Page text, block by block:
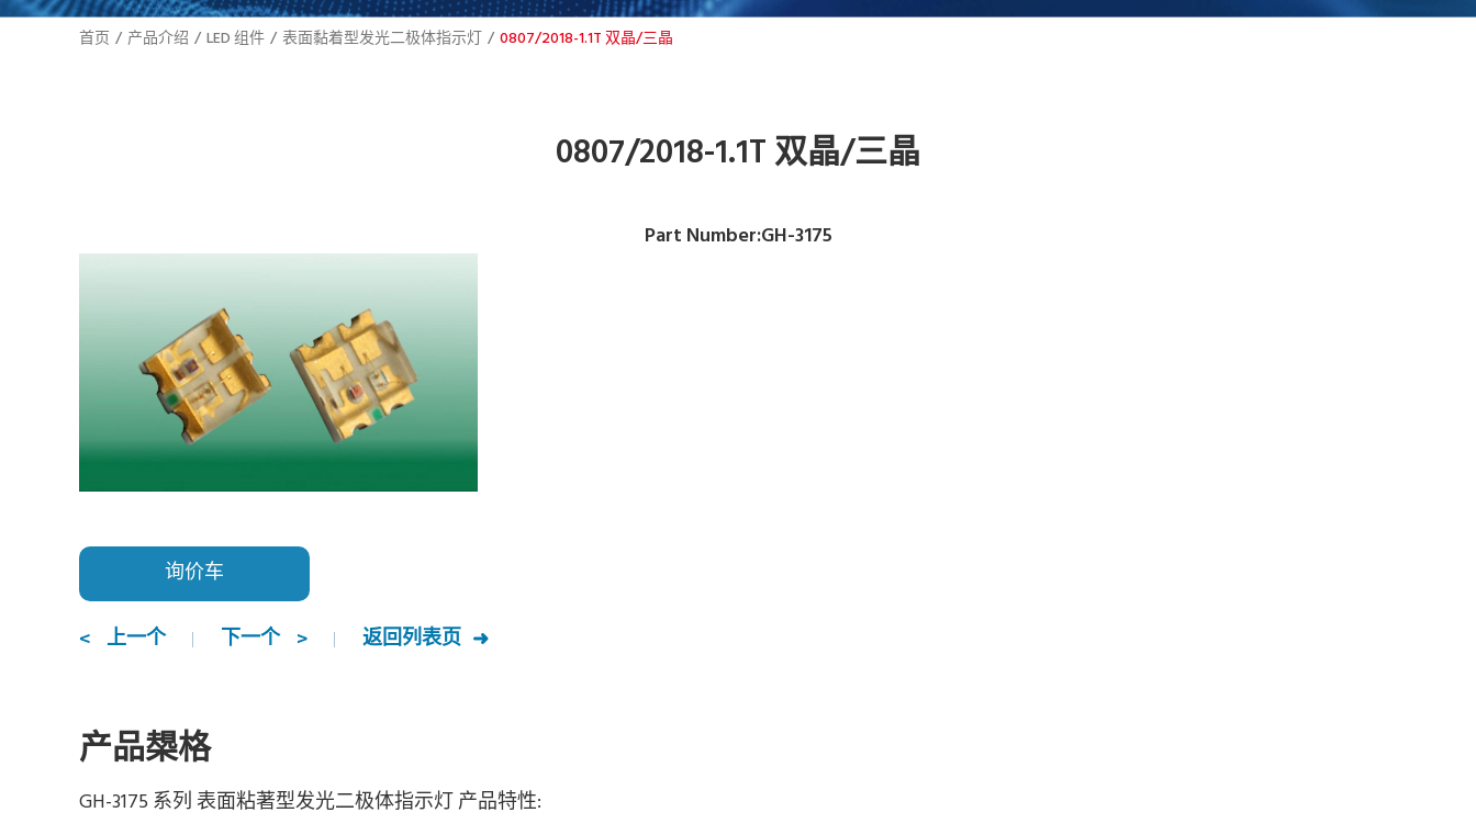
首页 产品介绍 LED 组件 表面黏着型发光二极体指示灯 0807/2018-1.1T 双晶/三晶
0807/2018-1.1T 双晶/三晶
Part Number:GH-3175
询价车
上一个 下一个 返回列表页
产品槼格
GH-3175 系列 表面粘著型发光二极体指示灯 产品特性: